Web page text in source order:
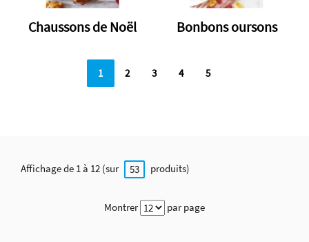
Chaussons de Noël Bonbons oursons
1 2 3 4 5
Affichage de 1 à 12 (sur 53 produits)
Montrer par page